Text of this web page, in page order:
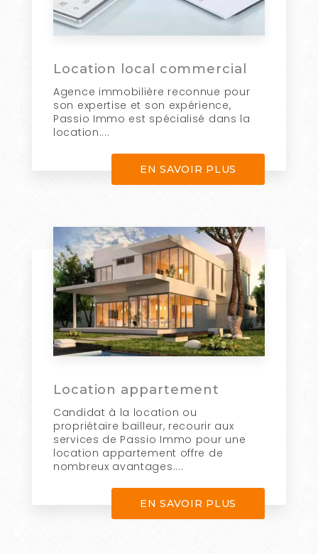
Location local commercial
Agence immobilière reconnue pour
son expertise et son expérience,
Passio Immo est spécialisé dans la
location....
EN SAVOIR PLUS
Location appartement
Candidat à la location ou
propriétaire bailleur, recourir aux
services de Passio Immo pour une
location appartement offre de
nombreux avantages....
EN SAVOIR PLUS